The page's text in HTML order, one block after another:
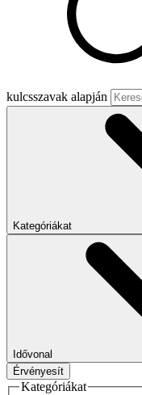
kulcsszavak alapján
Kategóriákat
Idővonal
Érvényesít
Kategóriákat